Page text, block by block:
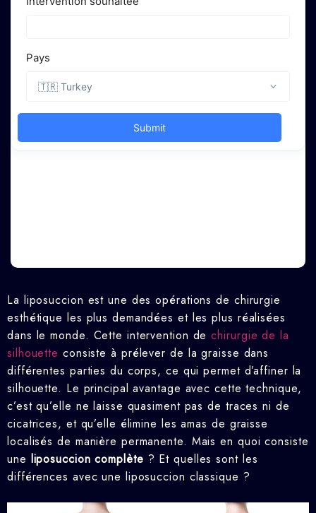
La liposuccion est une des opérations de chirurgie
esthétique les plus demandées et les plus réalisées
dans le monde. Cette intervention dechirurgie de la
silhouette consiste à prélever de la graisse dans
différentes parties du corps, ce qui permet d’affiner la
silhouette. Le principal avantage avec cette technique,
c’est qu’elle ne laisse quasiment pas de traces ni de
cicatrices, et qu’elle élimine les amas de graisse
localisés de manière permanente. Mais en quoi consiste
une liposuccion complète ? Et quelles sont les
différences avec une liposuccion classique ?